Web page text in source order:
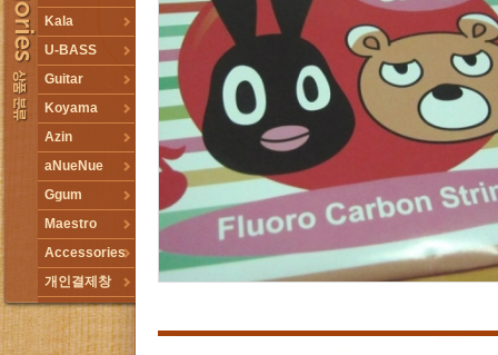
Kala
U-BASS
Guitar
Koyama
Azin
aNueNue
Ggum
Maestro
Accessories
개인결제창